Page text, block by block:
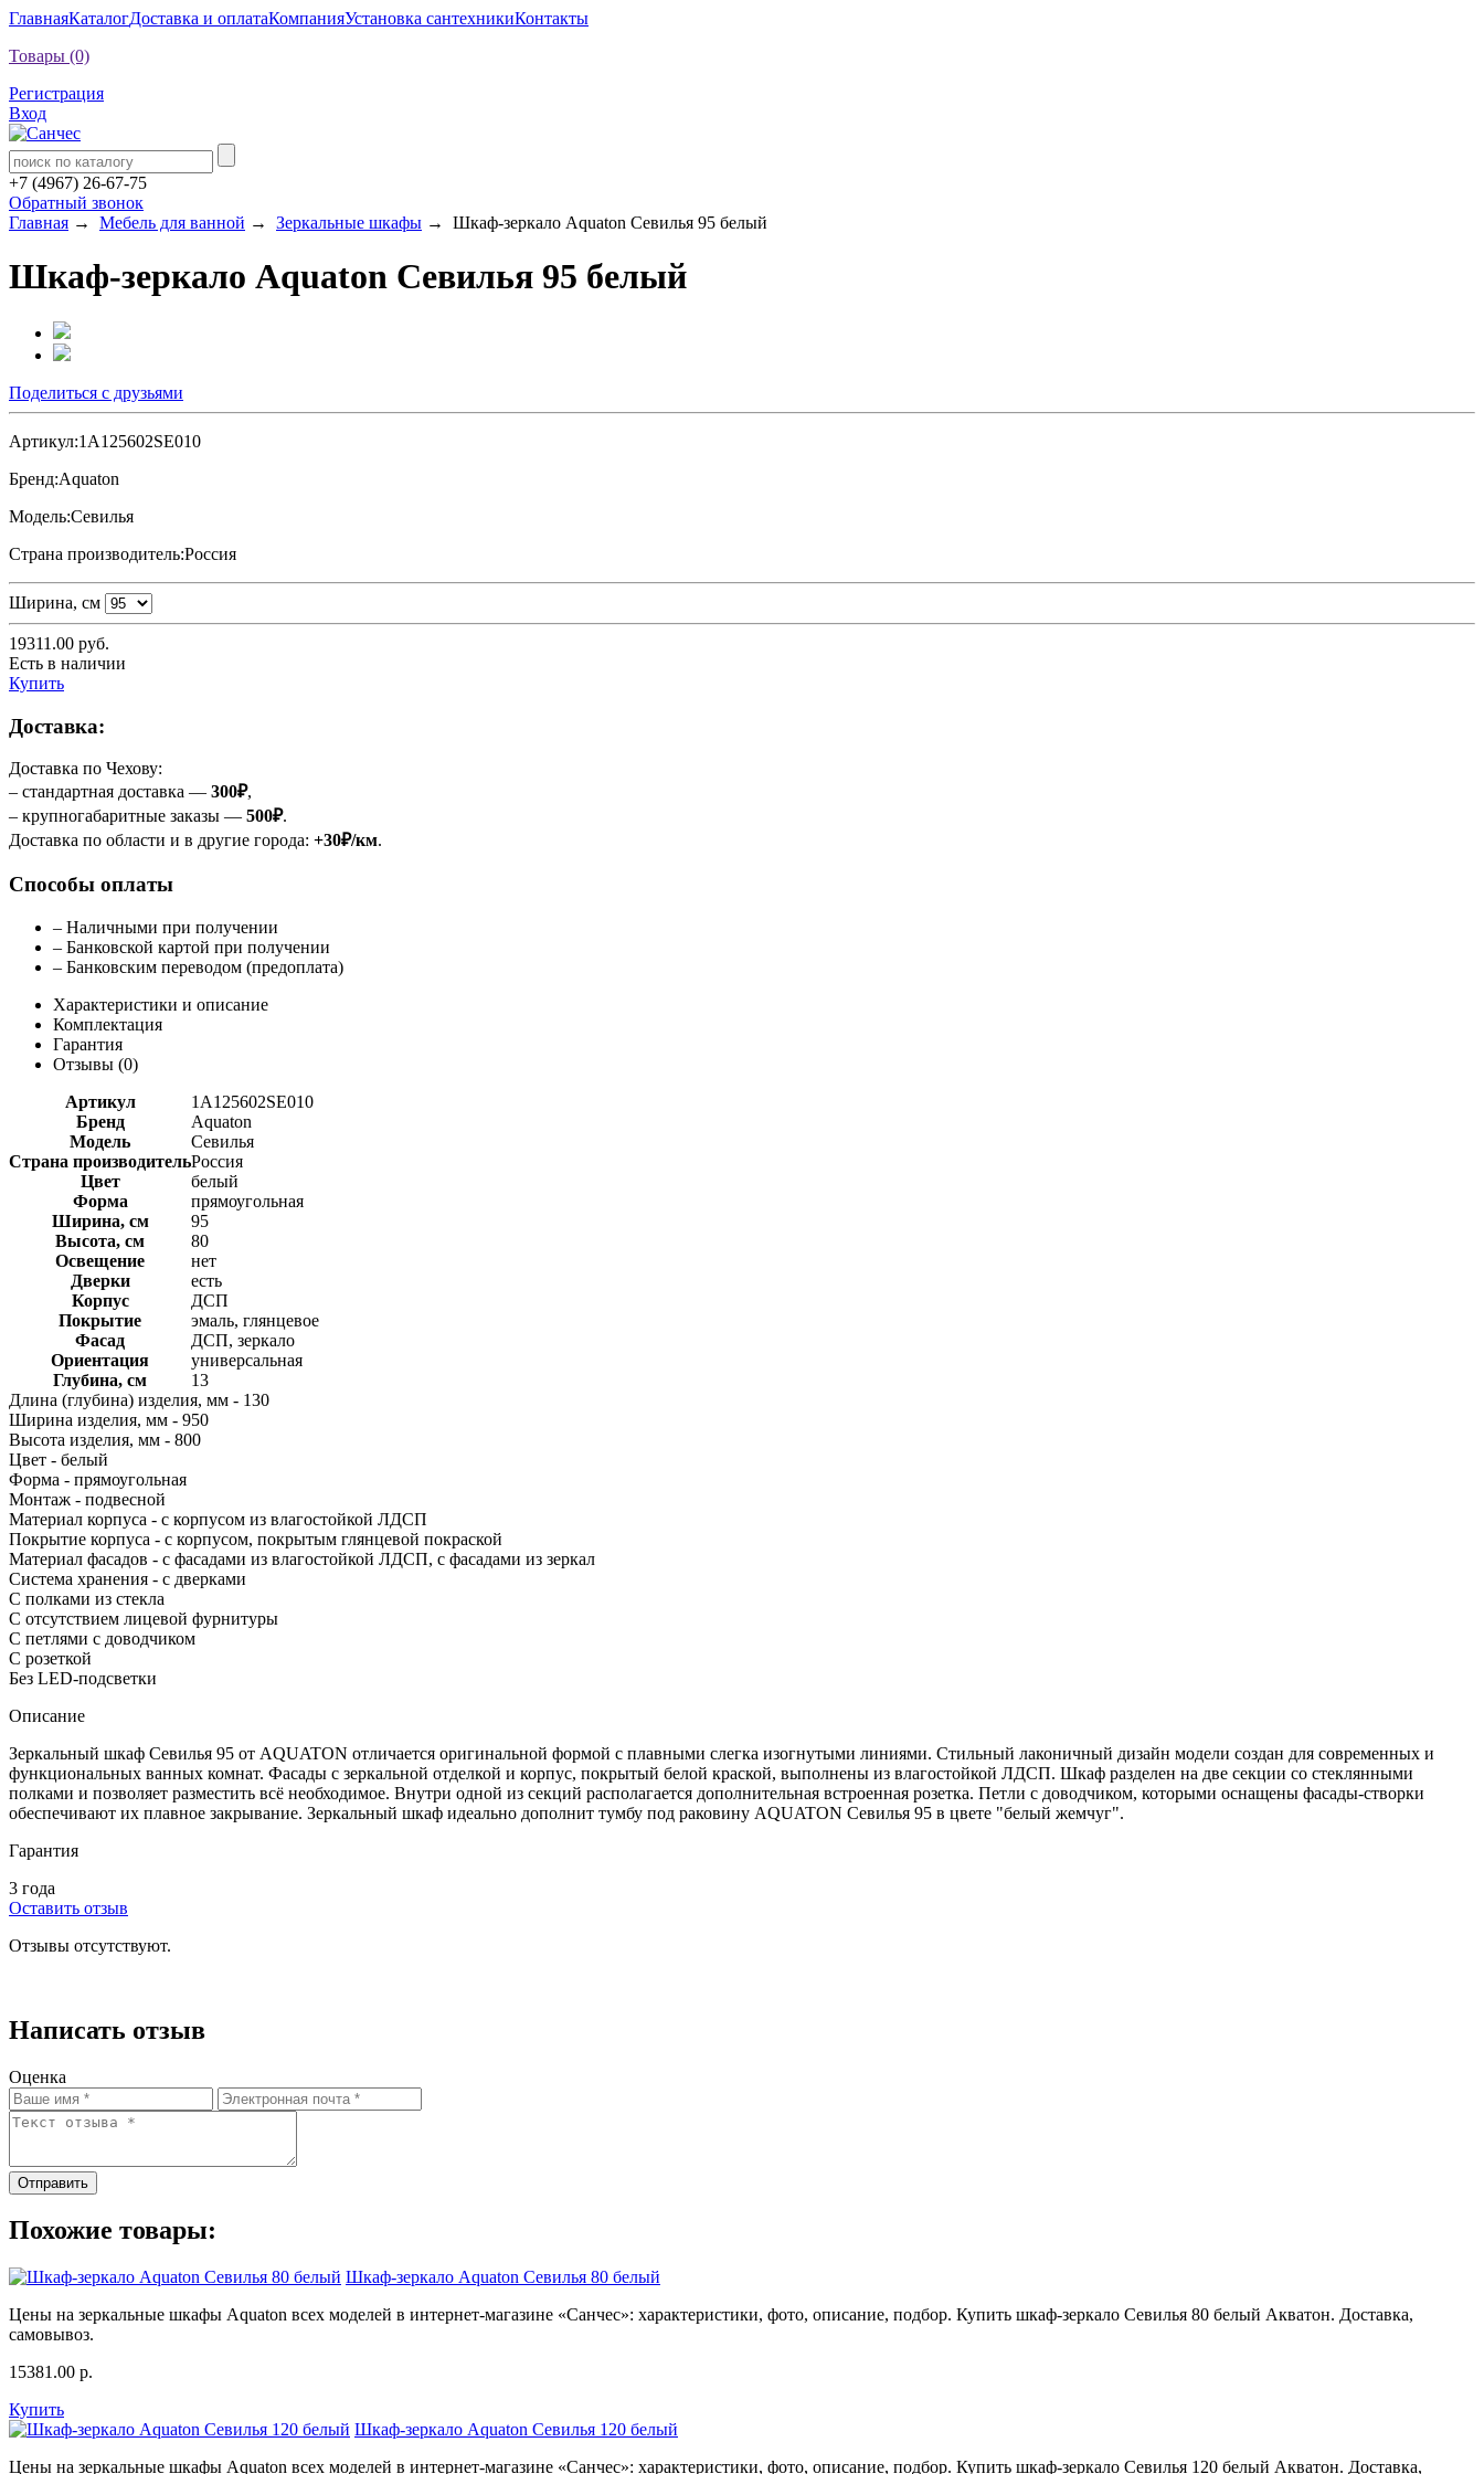
ГлавнаяКаталогДоставка и оплатаКомпанияУстановка сантехникиКонтакты
Товары (0)
Регистрация
Вход
+7 (4967) 26-67-75
Обратный звонок
Главная → Мебель для ванной → Зеркальные шкафы → Шкаф-зеркало Aquaton Севилья 95 белый
Шкаф-зеркало Aquaton Севилья 95 белый
Поделиться с друзьями
Артикул:1A125602SE010
Бренд:Aquaton
Модель:Севилья
Страна производитель:Россия
Ширина, см
19311.00 руб.
Есть в наличии
Купить
Доставка:
Доставка по Чехову:
– стандартная доставка — 300₽,
– крупногабаритные заказы — 500₽.
Доставка по области и в другие города: +30₽/км.
Способы оплаты
– Наличными при получении
– Банковской картой при получении
– Банковским переводом (предоплата)
Характеристики и описание
Комплектация
Гарантия
Отзывы (0)
Артикул
1A125602SE010
Бренд
Aquaton
Модель
Севилья
Страна производительРоссия
Цвет
белый
Форма
прямоугольная
Ширина, см
95
Высота, см
80
Освещение
нет
Дверки
есть
Корпус
ДСП
Покрытие
эмаль, глянцевое
Фасад
ДСП, зеркало
Ориентация
универсальная
Глубина, см
13
Длина (глубина) изделия, мм - 130
Ширина изделия, мм - 950
Высота изделия, мм - 800
Цвет - белый
Форма - прямоугольная
Монтаж - подвесной
Материал корпуса - с корпусом из влагостойкой ЛДСП
Покрытие корпуса - с корпусом, покрытым глянцевой покраской
Материал фасадов - с фасадами из влагостойкой ЛДСП, с фасадами из зеркал
Система хранения - с дверками
С полками из стекла
С отсутствием лицевой фурнитуры
С петлями с доводчиком
С розеткой
Без LED-подсветки
Описание
Зеркальный шкаф Севилья 95 от AQUATON отличается оригинальной формой с плавными слегка изогнутыми линиями. Стильный лаконичный дизайн модели создан для современных и
функциональных ванных комнат. Фасады с зеркальной отделкой и корпус, покрытый белой краской, выполнены из влагостойкой ЛДСП. Шкаф разделен на две секции со стеклянными
полками и позволяет разместить всё необходимое. Внутри одной из секций располагается дополнительная встроенная розетка. Петли с доводчиком, которыми оснащены фасады-створки
обеспечивают их плавное закрывание. Зеркальный шкаф идеально дополнит тумбу под раковину AQUATON Севилья 95 в цвете "белый жемчуг".
Гарантия
3 года
Оставить отзыв
Отзывы отсутствуют.
Написать отзыв
Оценка
Отправить
Похожие товары:
Шкаф-зеркало Aquaton Севилья 80 белый
Цены на зеркальные шкафы Aquaton всех моделей в интернет-магазине «Санчес»: характеристики, фото, описание, подбор. Купить шкаф-зеркало Севилья 80 белый Акватон. Доставка,
самовывоз.
15381.00 р.
Купить
Шкаф-зеркало Aquaton Севилья 120 белый
Цены на зеркальные шкафы Aquaton всех моделей в интернет-магазине «Санчес»: характеристики, фото, описание, подбор. Купить шкаф-зеркало Севилья 120 белый Акватон. Доставка,